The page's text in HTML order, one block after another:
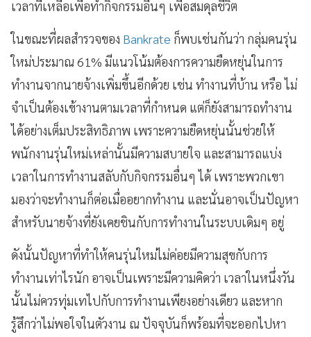
เวลาที่เหลือเพื่อทำกิจกรรมอื่นๆ เพื่อสมดุลชีวิต
ในขณะที่ผลสำรวจของ Bankrate ก็พบเช่นกันว่า กลุ่มคนรุ่น
ใหม่ประมาณ 61% มีแนวโน้มต้องการความยืดหยุ่นในการ
ทำงานจากนายจ้างเพิ่มขึ้นอีกด้วย เช่น ทำงานที่บ้าน หรือ ไม่
จำเป็นต้องเข้างานตามเวลาที่กำหนด แต่ก็ยังสามารถทำงาน
ได้อย่างเต็มประสิทธิภาพ เพราะความยืดหยุ่นนั้นช่วยให้
พนักงานรุ่นใหม่เหล่านั้นมีความสบายใจ และสามารถแบ่ง
เวลาในการทำงานสลับกับกิจกรรมอื่นๆ ได้ เพราะพวกเขา
มองว่าจะทำงานก็ต่อเมื่ออยากทำงาน และนั่นอาจเป็นปัญหา
สำหรับนายจ้างที่ยังเคยชินกับการทำงานในระบบเดิมๆ อยู่
ดังนั้นปัญหาที่ทำให้คนรุ่นใหม่ไม่ค่อยมีความสุขกับการ
ทำงานเท่าไรนัก อาจเป็นเพราะมีความคิดว่า เวลาในหนึ่งวัน
นั้นไม่ควรทุ่มเทไปกับการทำงานเพียงอย่างเดียว และหาก
รู้สึกว่าไม่พอใจในตัวงาน ณ ปัจจุบันก็พร้อมที่จะออกไปหา